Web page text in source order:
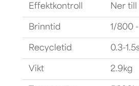
Effektkontroll Ner till
Brinntid 1/800
Recycletid 0.3-
Vikt 2.9kg